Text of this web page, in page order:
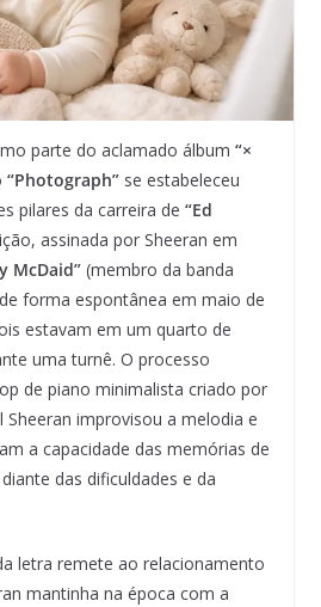
parte do aclamado álbum “×
“Photograph”se estabeleceu
pilares da carreira de “Ed
assinada por Sheeran em
McDaid”(membro da banda
forma espontânea em maio de
estavam em um quarto de
uma turnê. O processo
de piano minimalista criado por
Sheeran improvisou a melodia e
a capacidade das memórias de
das dificuldades e da
letra remete ao relacionamento
mantinha na época com a